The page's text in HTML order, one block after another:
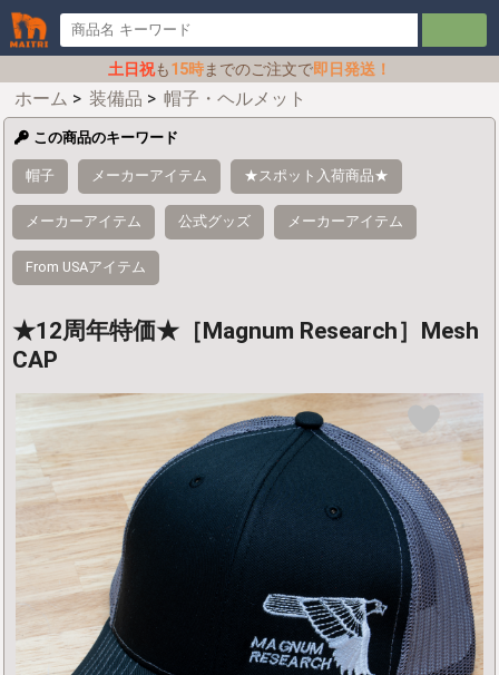
土日祝も15時までのご注文で即日発送！
ホーム > 装備品 > 帽子・ヘルメット
この商品のキーワード
帽子 メーカーアイテム ★スポット入荷商品★
メーカーアイテム 公式グッズ メーカーアイテム
From USAアイテム
★12周年特価★［Magnum Research］Mesh
CAP